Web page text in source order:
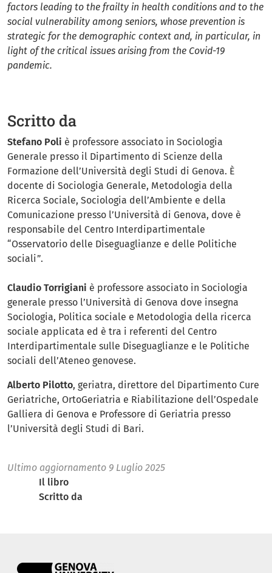
factors leading to the frailty in health conditions and to the
social vulnerability among seniors, whose prevention is
strategic for the demographic context and, in particular, in
light of the critical issues arising from the Covid-19
pandemic.
Scritto da
Stefano Poli è professore associato in Sociologia
Generale presso il Dipartimento di Scienze della
Formazione dell’Università degli Studi di Genova. È
docente di Sociologia Generale, Metodologia della
Ricerca Sociale, Sociologia dell’Ambiente e della
Comunicazione presso l’Università di Genova, dove è
responsabile del Centro Interdipartimentale
“Osservatorio delle Diseguaglianze e delle Politiche
sociali”.
Claudio Torrigiani è professore associato in Sociologia
generale presso l’Università di Genova dove insegna
Sociologia, Politica sociale e Metodologia della ricerca
sociale applicata ed è tra i referenti del Centro
Interdipartimentale sulle Diseguaglianze e le Politiche
sociali dell’Ateneo genovese.
Alberto Pilotto, geriatra, direttore del Dipartimento Cure
Geriatriche, OrtoGeriatria e Riabilitazione dell’Ospedale
Galliera di Genova e Professore di Geriatria presso
l’Università degli Studi di Bari.
Ultimo aggiornamento 9 Luglio 2025
Il libro
Scritto da